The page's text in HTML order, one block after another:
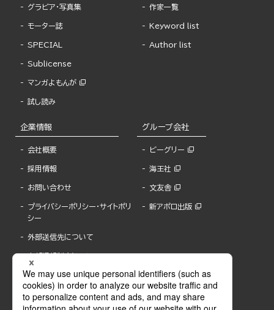
グラビア・写真集
モーター誌
SPECIAL
Sublicense
マンガよもんが
試し読み
作家一覧
Keyword list
Author list
企業情報
会社概要
採用情報
お問い合わせ
プライバシーポリシー・サイトポリ
シー
外部送信先について
内部通報制度について
グループ会社
ビーグリー
海王社
文友舎
新アポロ出版